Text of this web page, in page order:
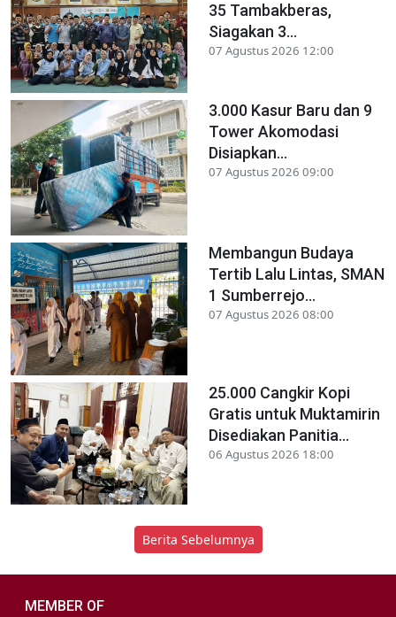
35 Tambakberas,
Siagakan 3...
07 Agustus 2026 12:00
3.000 Kasur Baru dan 9
Tower Akomodasi
Disiapkan...
07 Agustus 2026 09:00
Membangun Budaya
Tertib Lalu Lintas, SMAN
1 Sumberrejo...
07 Agustus 2026 08:00
25.000 Cangkir Kopi
Gratis untuk Muktamirin
Disediakan Panitia...
06 Agustus 2026 18:00
Berita Sebelumnya
MEMBER OF